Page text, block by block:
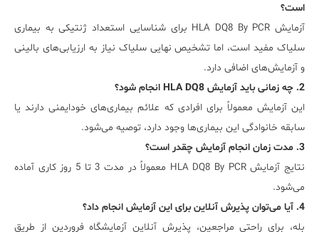
است؟
آزمایش HLA DQ8 By PCR برای شناسایی استعداد ژنتیکی به بیماری
سلیاک مفید است، اما تشخیص نهایی سلیاک نیاز به ارزیابی‌های بالینی
و آزمایش‌های اضافی دارد.
2. چه زمانی باید آزمایش HLA DQ8 انجام شود؟
این آزمایش معمولاً برای افرادی که علائم بیماری‌های خودایمنی دارند یا
سابقه خانوادگی این بیماری‌ها وجود دارد، توصیه می‌شود.
3. مدت زمان انجام آزمایش چقدر است؟
نتایج آزمایش HLA DQ8 By PCR معمولاً در مدت 3 تا 5 روز کاری آماده
می‌شود.
4. آیا می‌توان پذیرش آنلاین برای این آزمایش انجام داد؟
بله، برای راحتی مراجعین، پذیرش آنلاین آزمایشگاه فروردین از طریق